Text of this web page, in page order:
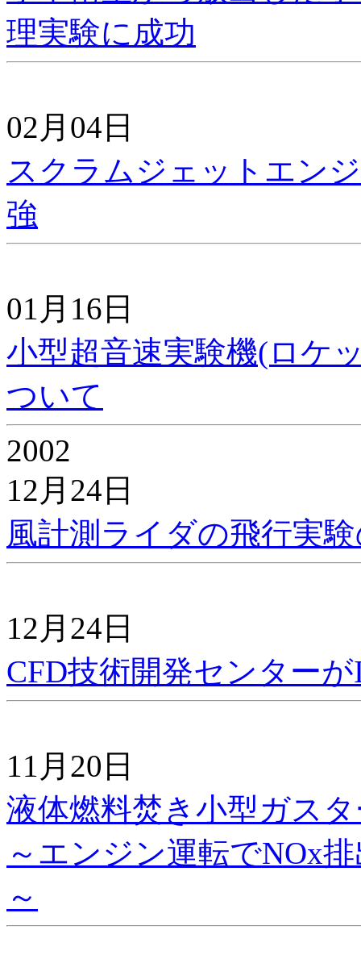
理実験に成功
02月04日
スクラムジェットエン
強
01月16日
小型超音速実験機(ロケ
ついて
2002
12月24日
風計測ライダの飛行実
12月24日
CFD技術開発センター
11月20日
液体燃料焚き小型ガス
～エンジン運転でNOx
～